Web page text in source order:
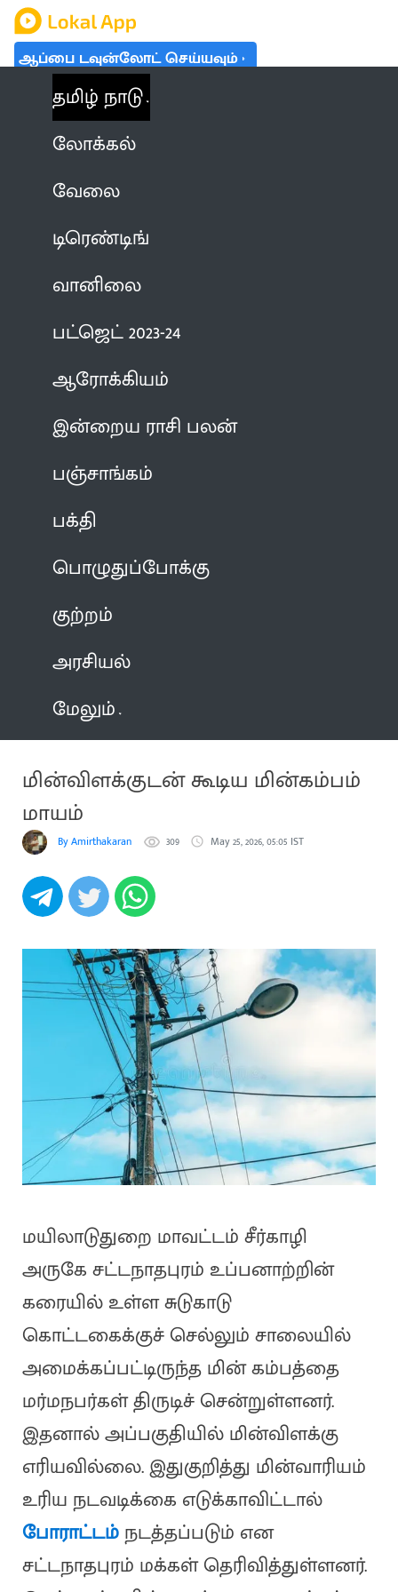
ஆப்பை டவுன்லோட் செய்யவும்
தமிழ் நாடு
லோக்கல்
வேலை
டிரெண்டிங்
வானிலை
பட்ஜெட் 2023-24
ஆரோக்கியம்
இன்றைய ராசி பலன்
பஞ்சாங்கம்
பக்தி
பொழுதுப்போக்கு
குற்றம்
அரசியல்
மேலும்
மின்விளக்குடன் கூடிய மின்கம்பம்
மாயம்
By Amirthakaran 309 May 25, 2026, 05:05 IST
மயிலாடுதுறை மாவட்டம் சீர்காழி
அருகே சட்டநாதபுரம் உப்பனாற்றின்
கரையில் உள்ள சுடுகாடு
கொட்டகைக்குச் செல்லும் சாலையில்
அமைக்கப்பட்டிருந்த மின் கம்பத்தை
மர்மநபர்கள் திருடிச் சென்றுள்ளனர்.
இதனால் அப்பகுதியில் மின்விளக்கு
எரியவில்லை. இதுகுறித்து மின்வாரியம்
உரிய நடவடிக்கை எடுக்காவிட்டால்
போராட்டம்நடத்தப்படும் என
சட்டநாதபுரம் மக்கள் தெரிவித்துள்ளனர்.